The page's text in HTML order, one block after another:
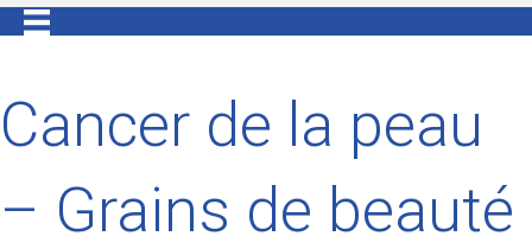
Cancer de la peau
– Grains de beauté